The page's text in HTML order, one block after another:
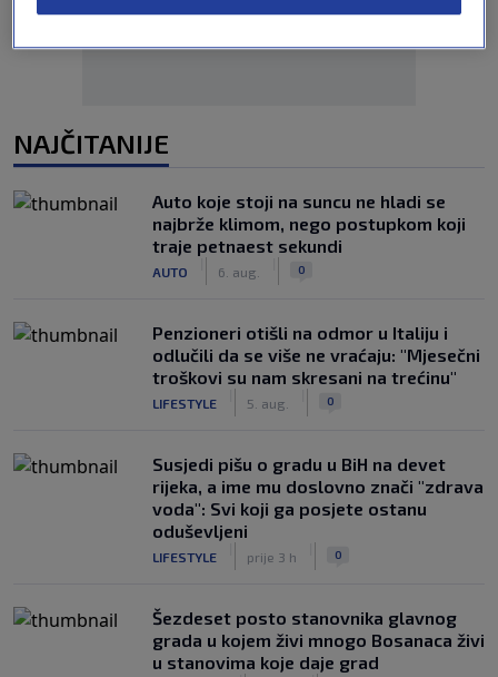
NAJČITANIJE
Auto koje stoji na suncu ne hladi se
najbrže klimom, nego postupkom koji
traje petnaest sekundi
AUTO 6. aug. 0
Penzioneri otišli na odmor u Italiju i
odlučili da se više ne vraćaju: "Mjesečni
troškovi su nam skresani na trećinu"
LIFESTYLE 5. aug. 0
Susjedi pišu o gradu u BiH na devet
rijeka, a ime mu doslovno znači "zdrava
voda": Svi koji ga posjete ostanu
oduševljeni
LIFESTYLE prije 3 h 0
Šezdeset posto stanovnika glavnog
grada u kojem živi mnogo Bosanaca živi
u stanovima koje daje grad